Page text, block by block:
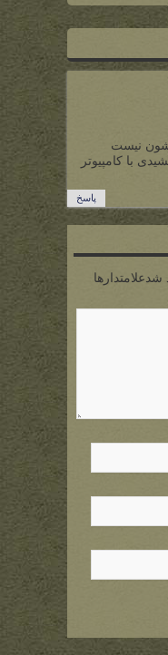
نیست
با کامپیوتر
پاسخ